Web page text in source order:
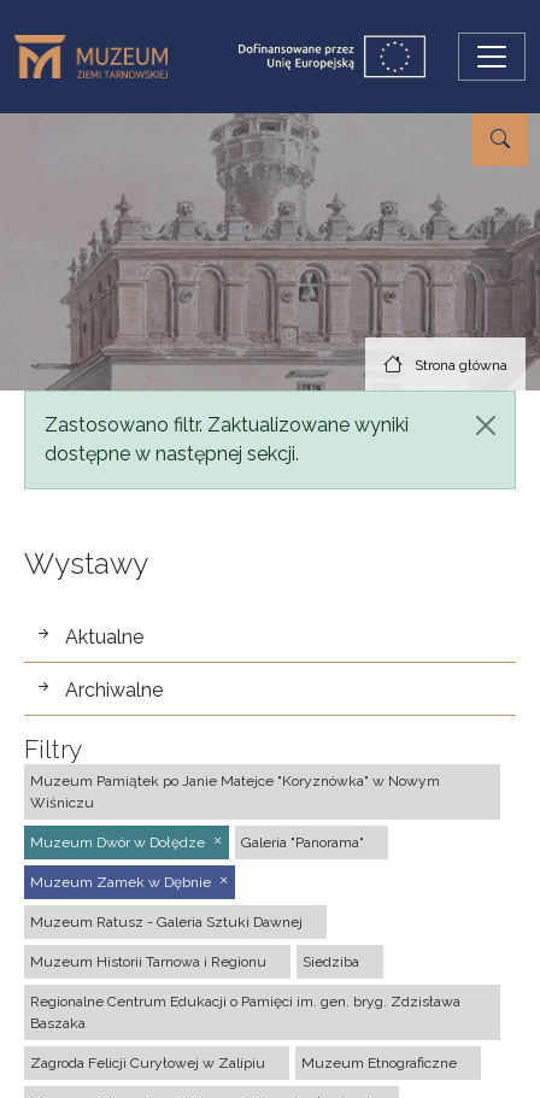
Strona główna
Komunikat
Zastosowano filtr. Zaktualizowane wyniki
dostępne w następnej sekcji.
Wystawy
wystawy
Aktualne
Archiwalne
Filtry
Muzeum Pamiątek po Janie Matejce "Koryznówka" w Nowym
Wiśniczu
Muzeum Dwór w Dołędze Galeria "Panorama"
Muzeum Zamek w Dębnie
Muzeum Ratusz - Galeria Sztuki Dawnej
Muzeum Historii Tarnowa i Regionu Siedziba
Regionalne Centrum Edukacji o Pamięci im. gen. bryg. Zdzisława
Baszaka
Zagroda Felicji Curyłowej w Zalipiu Muzeum Etnograficzne